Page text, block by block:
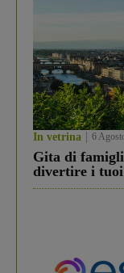
In vetrina 6
Gita di
divertire i